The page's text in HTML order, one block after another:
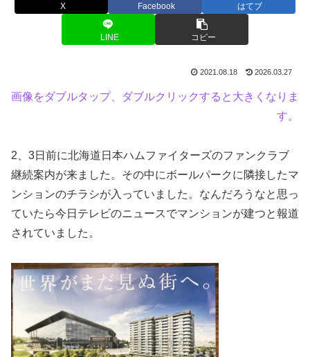
X Facebook はてブ
LINE コピー
2021.08.18 2026.03.27
画像をダブルタップ、ダブルクリックすると大きくなりま
す。
2、3日前に北海道日本ハムファイターズのファンクラブ
継続案内が来ました。その中にボールパークに隣接したマ
ンションのチラシが入っていました。なんだろうなと思っ
ていたら今日テレビのニュースでマンションが建つと報道
されていました。